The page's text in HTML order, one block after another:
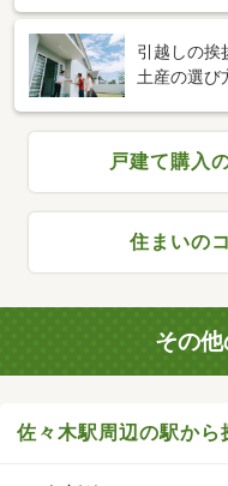
引越しの挨
土産の選び
戸建て購入
住まいの
その
佐々木駅周辺の駅から